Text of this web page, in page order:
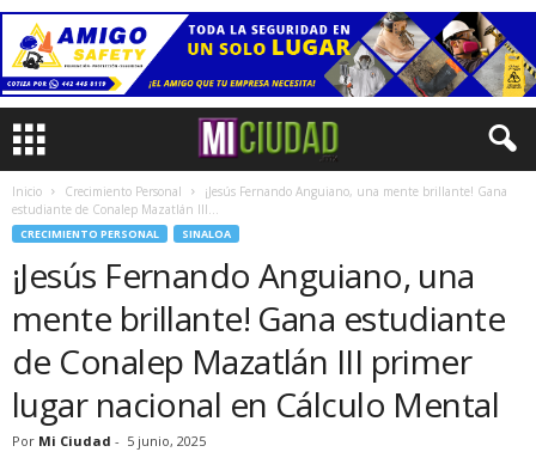
Inicio Crecimiento Personal
¡Jesús Fernando Anguiano, una mente brillante! Gana
estudiante de Conalep Mazatlán III...
CRECIMIENTO PERSONAL SINALOA
¡Jesús Fernando Anguiano, una
mente brillante! Gana estudiante
de Conalep Mazatlán III primer
lugar nacional en Cálculo Mental
Por Mi Ciudad - 5 junio, 2025